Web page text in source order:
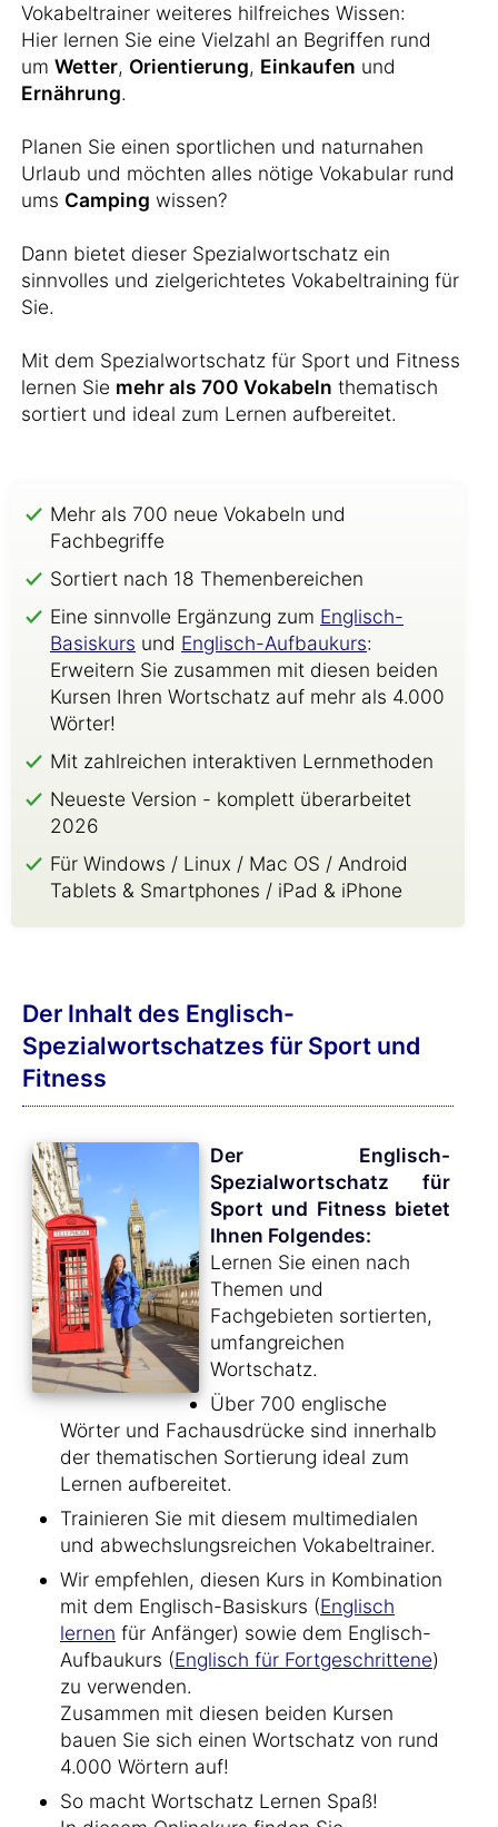
Vokabeltrainer weiteres hilfreiches Wissen:
Hier lernen Sie eine Vielzahl an Begriffen rund
um Wetter, Orientierung, Einkaufen und
Ernährung.
Planen Sie einen sportlichen und naturnahen
Urlaub und möchten alles nötige Vokabular rund
ums Camping wissen?
Dann bietet dieser Spezialwortschatz ein
sinnvolles und zielgerichtetes Vokabeltraining für
Sie.
Mit dem Spezialwortschatz für Sport und Fitness
lernen Sie mehr als 700 Vokabeln thematisch
sortiert und ideal zum Lernen aufbereitet.
Mehr als 700 neue Vokabeln und
Fachbegriffe
Sortiert nach 18 Themenbereichen
Eine sinnvolle Ergänzung zum Englisch-
Basiskurs und Englisch-Aufbaukurs:
Erweitern Sie zusammen mit diesen beiden
Kursen Ihren Wortschatz auf mehr als 4.000
Wörter!
Mit zahlreichen interaktiven Lernmethoden
Neueste Version - komplett überarbeitet
2026
Für Windows / Linux / Mac OS / Android
Tablets & Smartphones / iPad & iPhone
Der Inhalt des Englisch-
Spezialwortschatzes für Sport und
Fitness
Der Englisch-
Spezialwortschatz für
Sport und Fitness bietet
Ihnen Folgendes:
Lernen Sie einen nach
Themen und
Fachgebieten sortierten,
umfangreichen
Wortschatz.
Über 700 englische
Wörter und Fachausdrücke sind innerhalb
der thematischen Sortierung ideal zum
Lernen aufbereitet.
Trainieren Sie mit diesem multimedialen
und abwechslungsreichen Vokabeltrainer.
Wir empfehlen, diesen Kurs in Kombination
mit dem Englisch-Basiskurs (Englisch
lernen für Anfänger) sowie dem Englisch-
Aufbaukurs (Englisch für Fortgeschrittene)
zu verwenden.
Zusammen mit diesen beiden Kursen
bauen Sie sich einen Wortschatz von rund
4.000 Wörtern auf!
So macht Wortschatz Lernen Spaß!